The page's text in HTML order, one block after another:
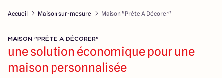
Votre projet
Qui sommes-nous
Accueil Maison sur-mesure Maison "Prête A Décorer"
MAISON "PRÊTE A DÉCORER"
une solution économique pour une
maison personnalisée